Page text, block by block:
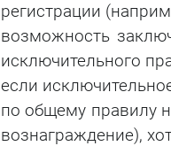
регистрации
возможность
исключительного
если
по общему правилу
вознаграждение),